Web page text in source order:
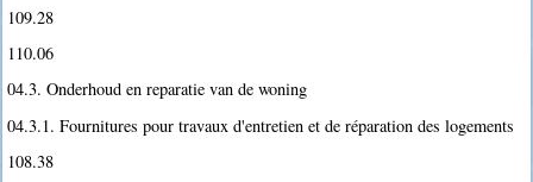
109.28
110.06
04.3. Onderhoud en reparatie van de woning
04.3.1. Fournitures pour travaux d'entretien et de réparation des logements
108.38